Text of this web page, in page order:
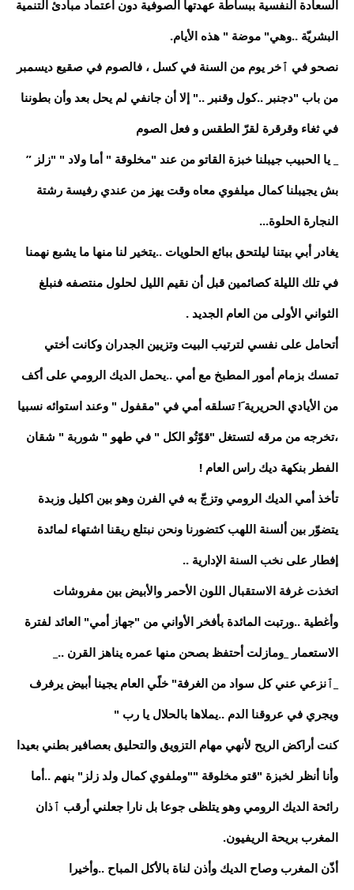
السعادة النفسية ببساطة عهدتها الصوفية دون اعتماد مبادئ التنمية
البشريّة ..وهي" موضة " هذه الأيام.
نصحو في ٱخر يوم من السنة في كسل ، فالصوم في صقيع ديسمبر
من باب "دجنبر ..كول وقنبر .." إلا أن جانفي لم يحل بعد وأن بطوننا
في ثغاء وقرقرة لقرّ الطقس و فعل الصوم
_ يا الحبيب جيبلنا خبزة القاتو من عند "مخلوقة " أما ولاد " "زلز ”
بش يجيبلنا كمال ميلفوي معاه وقت يهز من عندي رفيسة رشتة
النجارة الحلوة...
يغادر أبي بيتنا ليلتحق ببائع الحلويات ..يتخير لنا منها ما يشبع نهمنا
في تلك الليلة كصائمين قبل أن نقيم الليل لحلول منتصفه فنبلغ
الثواني الأولى من العام الجديد .
أتحامل على نفسي لترتيب البيت وتزيين الجدران وكانت أختي
تمسك بزمام أمور المطبخ مع أمي ..يحمل الديك الرومي على أكف
من الأيادي الحريرية َ! تسلقه أمي في "مقفول " وعند استوائه نسبيا
،تخرجه من مرقه لتستغل "قوّتُو الكل " في طهو " شوربة " شقان
الفطر بنكهة ديك راس العام !
تأخذ أمي الديك الرومي وتزجّ به في الفرن وهو بين اكليل وزبدة
يتضوّر بين ألسنة اللهب كتضورنا ونحن نبتلع ريقنا اشتهاء لمائدة
إفطار على نخب السنة الإدارية ..
اتخذت غرفة الاستقبال اللون الأحمر والأبيض بين مفروشات
وأغطية ..ورتبت المائدة بأفخر الأواني من "جهاز أمي" العائد لفترة
الاستعمار _ومازلت أحتفظ بصحن منها عمره يناهز القرن .._
_ٱنزعي عني كل سواد من الغرفة" خلًي العام يجينا أبيض يرفرف
ويجري في عروقنا الدم ..يملاها بالحلال يا رب "
كنت أراكض الريح لأنهي مهام التزويق والتحليق بعصافير بطني بعيدا
وأنا أنظر لخبزة "قتو مخلوقة ""وملفوي كمال ولد زلز" بنهم ..أما
رائحة الديك الرومي وهو يتلظى جوعا بل نارا جعلني أرقب ٱذان
المغرب بريحة الريفيون.
أذّن المغرب وصاح الديك وأذن لناة بالأكل المباح ..وأخيرا